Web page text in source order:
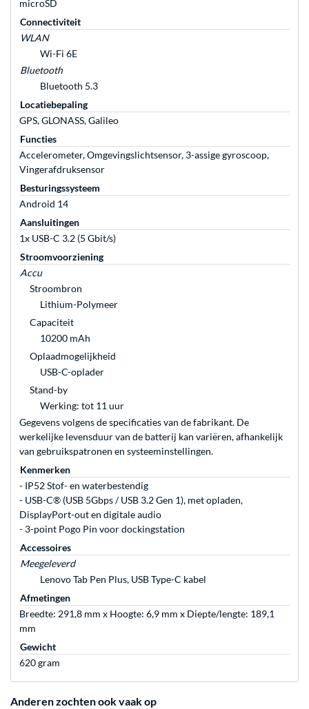
microSD
Connectiviteit
WLAN
Wi-Fi 6E
Bluetooth
Bluetooth 5.3
Locatiebepaling
GPS, GLONASS, Galileo
Functies
Accelerometer, Omgevingslichtsensor, 3-assige gyroscoop,
Vingerafdruksensor
Besturingssysteem
Android 14
Aansluitingen
1x USB-C 3.2 (5 Gbit/s)
Stroomvoorziening
Accu
Stroombron
Lithium-Polymeer
Capaciteit
10200 mAh
Oplaadmogelijkheid
USB-C-oplader
Stand-by
Werking: tot 11 uur
Gegevens volgens de specificaties van de fabrikant. De
werkelijke levensduur van de batterij kan variëren, afhankelijk
van gebruikspatronen en systeeminstellingen.
Kenmerken
- IP52 Stof- en waterbestendig
- USB-C® (USB 5Gbps / USB 3.2 Gen 1), met opladen,
DisplayPort-out en digitale audio
- 3-point Pogo Pin voor dockingstation
Accessoires
Meegeleverd
Lenovo Tab Pen Plus, USB Type-C kabel
Afmetingen
Breedte: 291,8 mm x Hoogte: 6,9 mm x Diepte/lengte: 189,1
mm
Gewicht
620 gram
Anderen zochten ook vaak op